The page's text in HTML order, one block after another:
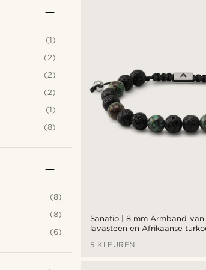
Sanatio | 8 mm Armband van
lavasteen en Afrikaanse
5 KLEUREN
(1)
(2)
(2)
(2)
(1)
(8)
(8)
(8)
(6)